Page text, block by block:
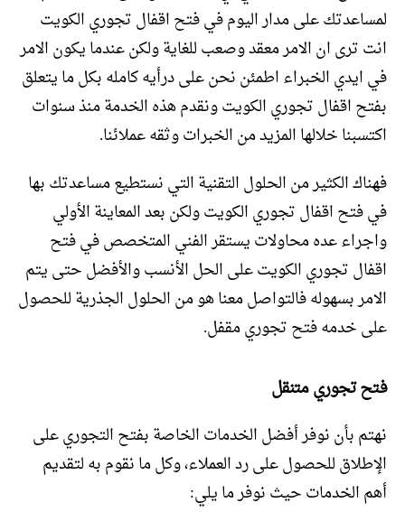
لمساعدتك على مدار اليوم في فتح اقفال تجوري الكويت
انت ترى ان الامر معقد وصعب للغاية ولكن عندما يكون الامر
في ايدي الخبراء اطمئن نحن على درأيه كامله بكل ما يتعلق
بفتح اقفال تجوري الكويت ونقدم هذه الخدمة منذ سنوات
اكتسبنا خلالها المزيد من الخبرات وثقه عملائنا.
فهناك الكثير من الحلول التقنية التي نستطيع مساعدتك بها
في فتح اقفال تجوري الكويت ولكن بعد المعاينة الأولي
واجراء عده محاولات يستقر الفني المتخصص في فتح
اقفال تجوري الكويت على الحل الأنسب والأفضل حتى يتم
الامر بسهوله فالتواصل معنا هو من الحلول الجذرية للحصول
على خدمه فتح تجوري مقفل.
فتح تجوري متنقل
نهتم بأن نوفر أفضل الخدمات الخاصة بفتح التجوري على
الإطلاق للحصول على رد العملاء، وكل ما نقوم به لتقديم
أهم الخدمات حيث نوفر ما يلي: